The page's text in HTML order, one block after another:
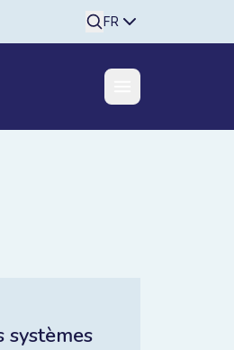
Searchine
FR
systèmes